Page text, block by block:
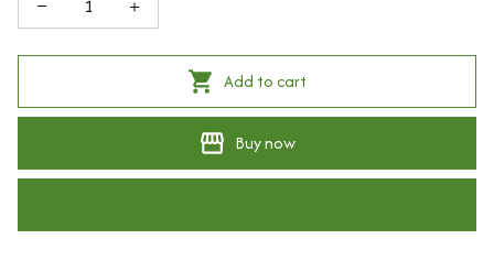
Add to cart
Buy now